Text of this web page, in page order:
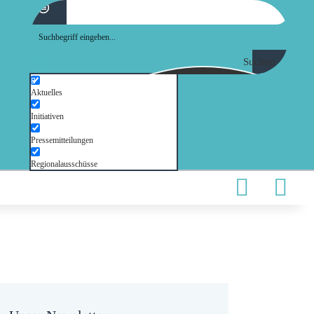
Suchen
Aktuelles
Initiativen
Pressemitteilungen
Regionalausschüsse